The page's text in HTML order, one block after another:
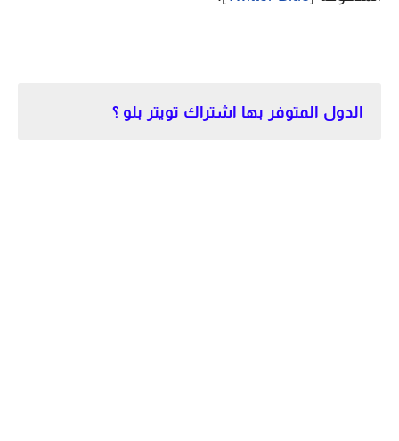
الدول المتوفر بها اشتراك تويتر بلو ؟